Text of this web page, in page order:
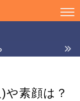
や素顔は？